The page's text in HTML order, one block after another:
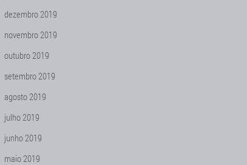
dezembro 2019
novembro 2019
outubro 2019
setembro 2019
agosto 2019
julho 2019
junho 2019
maio 2019